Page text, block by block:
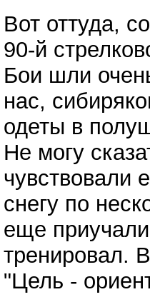
Вот оттуда,
90-й
Бои шли
нас,
одеты в
Не могу
чувствовали
снегу по
еще
тренировал.
"Цель -